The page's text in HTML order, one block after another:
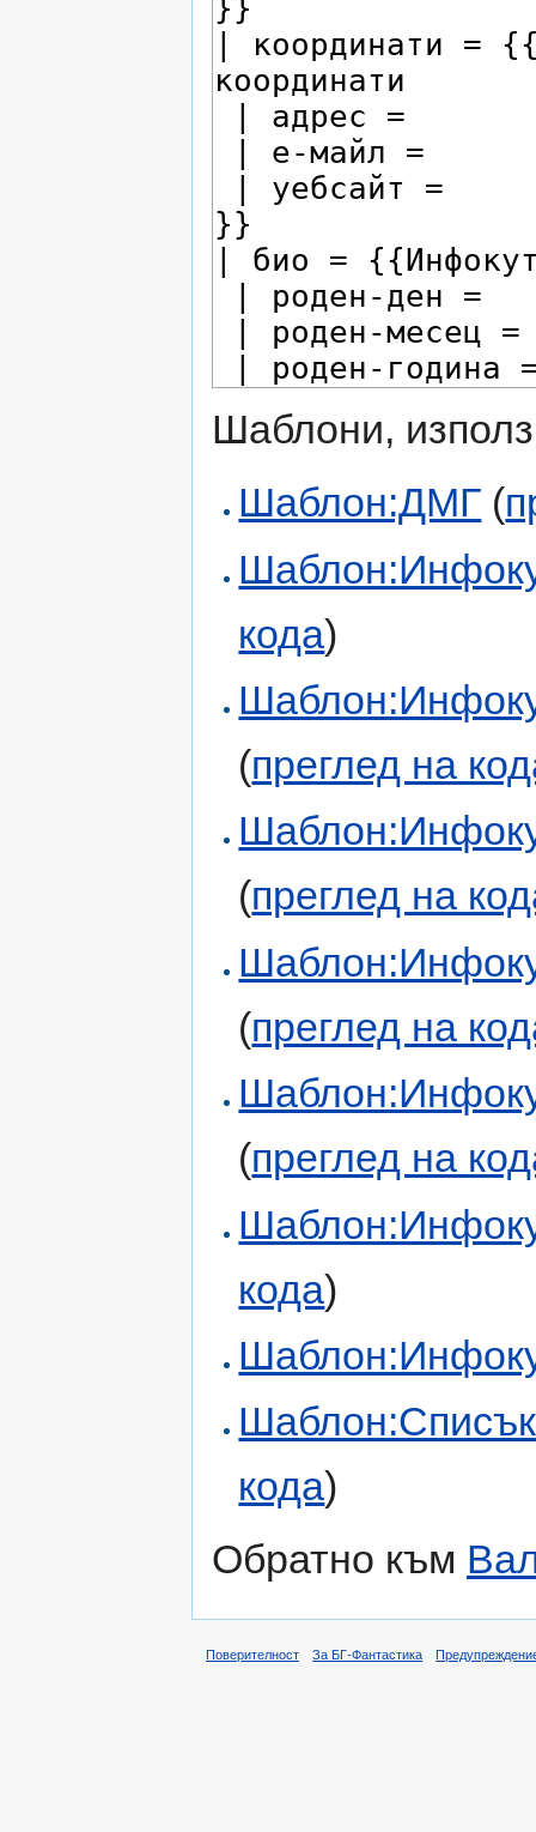
Шаблони,
Шаблон:ДМГ (
кода)
(преглед на
(преглед на
(преглед на
(преглед на
кода)
кода)
Обратно към
Поверителност За БГ-Фантастика